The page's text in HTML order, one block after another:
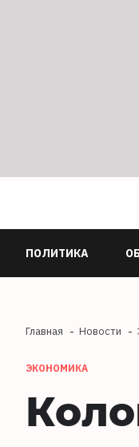
ПОЛИТИКА
Главная Новости
ЭКОНОМИКА